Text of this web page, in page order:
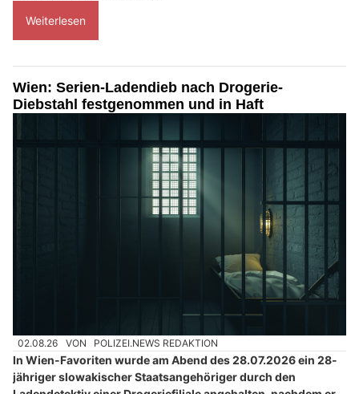
Weiterlesen
Wien: Serien-Ladendieb nach Drogerie-
Diebstahl festgenommen und in Haft
02.08.26 VON POLIZEI.NEWS REDAKTION
In Wien-Favoriten wurde am Abend des 28.07.2026 ein 28-
jähriger slowakischer Staatsangehöriger durch den